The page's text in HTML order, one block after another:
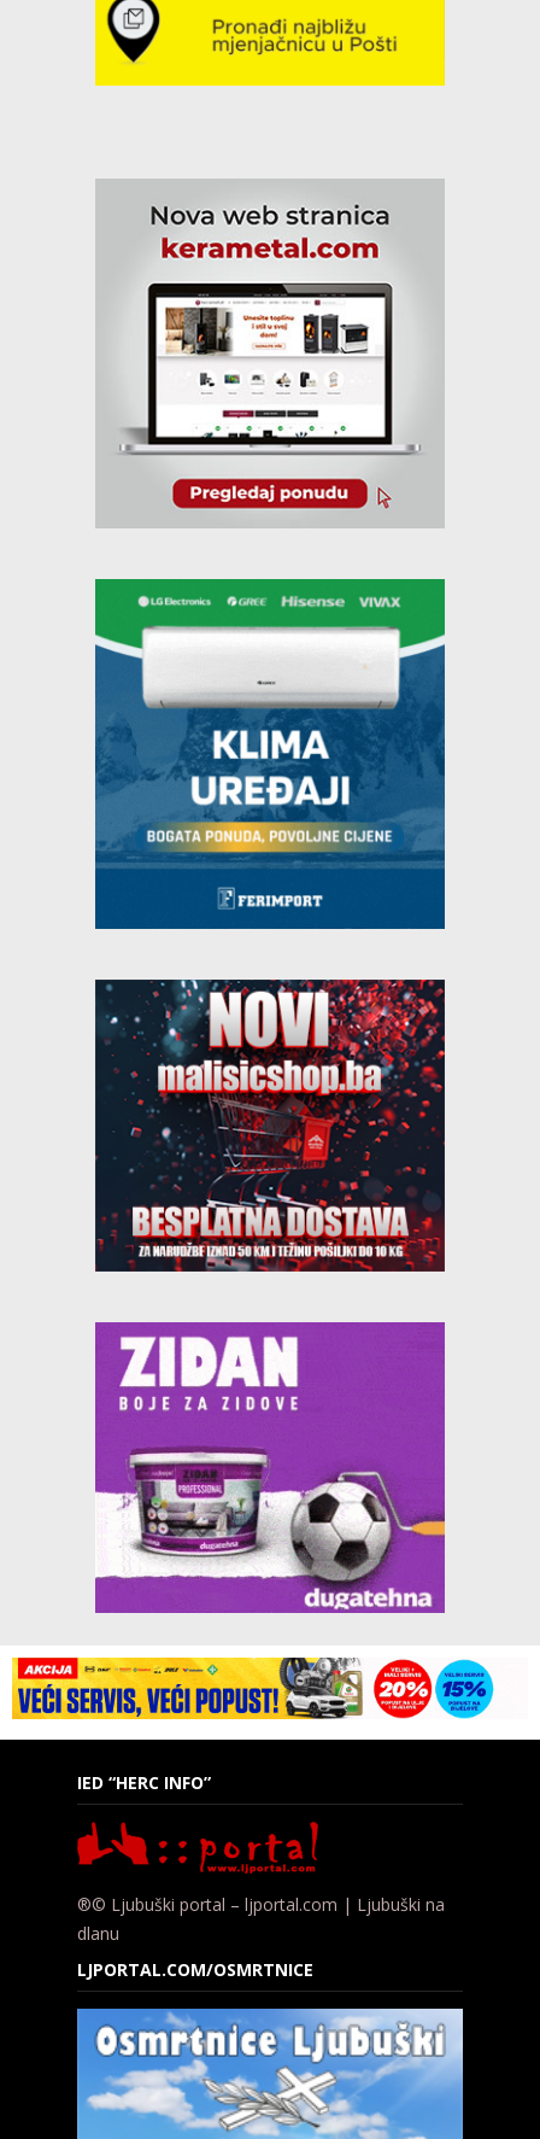
IED “HERC INFO”
®© Ljubuški portal – ljportal.com | Ljubuški na
dlanu
LJPORTAL.COM/OSMRTNICE